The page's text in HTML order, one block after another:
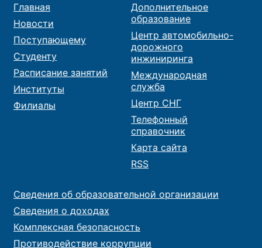
Главная
Новости
Поступающему
Студенту
Расписание занятий
Институты
Филиалы
Дополнительное
образование
Центр автомобильно-
дорожного
инжиниринга
Международная
служба
Центр СНГ
Телефонный
справочник
Карта сайта
RSS
Сведения об образовательной организации
Сведения о доходах
Комплексная безопасность
Противодействие коррупции